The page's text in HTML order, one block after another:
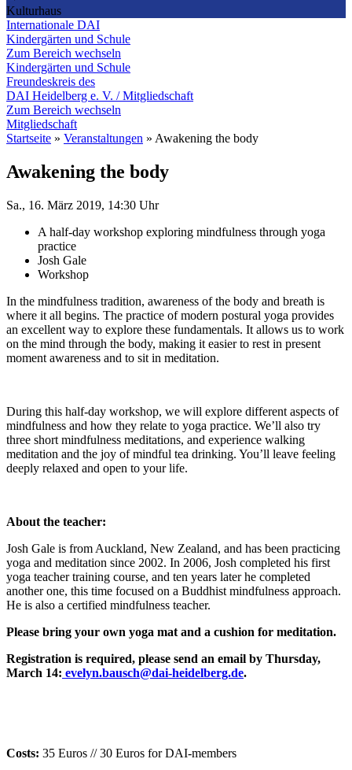
Kulturhaus
Internationale DAI
Kindergärten und Schule
Zum Bereich wechseln
Kindergärten und Schule
Freundeskreis des
DAI Heidelberg e. V. / Mitgliedschaft
Zum Bereich wechseln
Mitgliedschaft
Startseite » Veranstaltungen » Awakening the body
Awakening the body
Sa., 16. März 2019, 14:30 Uhr
A half-day workshop exploring mindfulness through yoga
practice
Josh Gale
Workshop
In the mindfulness tradition, awareness of the body and breath is
where it all begins. The practice of modern postural yoga provides
an excellent way to explore these fundamentals. It allows us to work
on the mind through the body, making it easier to rest in present
moment awareness and to sit in meditation.
During this half-day workshop, we will explore different aspects of
mindfulness and how they relate to yoga practice. We’ll also try
three short mindfulness meditations, and experience walking
meditation and the joy of mindful tea drinking. You’ll leave feeling
deeply relaxed and open to your life.
About the teacher:
Josh Gale is from Auckland, New Zealand, and has been practicing
yoga and meditation since 2002. In 2006, Josh completed his first
yoga teacher training course, and ten years later he completed
another one, this time focused on a Buddhist mindfulness approach.
He is also a certified mindfulness teacher.
Please bring your own yoga mat and a cushion for meditation.
Registration is required, please send an email by Thursday,
March 14: evelyn.bausch@dai-heidelberg.de.
Costs: 35 Euros // 30 Euros for DAI-members